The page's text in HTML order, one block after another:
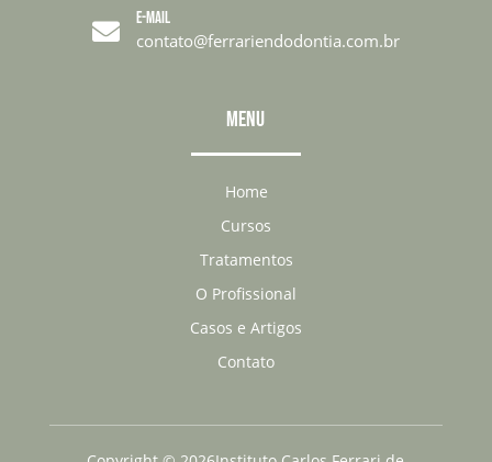
 E-MAIL
contato@ferrariendodontia.com.br
MENU
Home
Cursos
Tratamentos
O Profissional
Casos e Artigos
Contato